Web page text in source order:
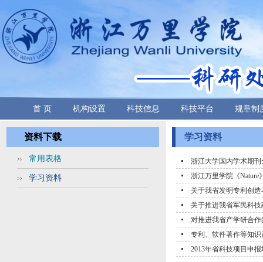
首 页 机构设置 科技信息 科技平台 规章制
资料下载
常用表格
学习资料
学习资料
浙江大学国内学术期刊
浙江万里学院《Nature
关于我省发明专利创
关于推进我省军民科
对推进我省产学研合
专利、软件著作等知
2013年省科技项目申